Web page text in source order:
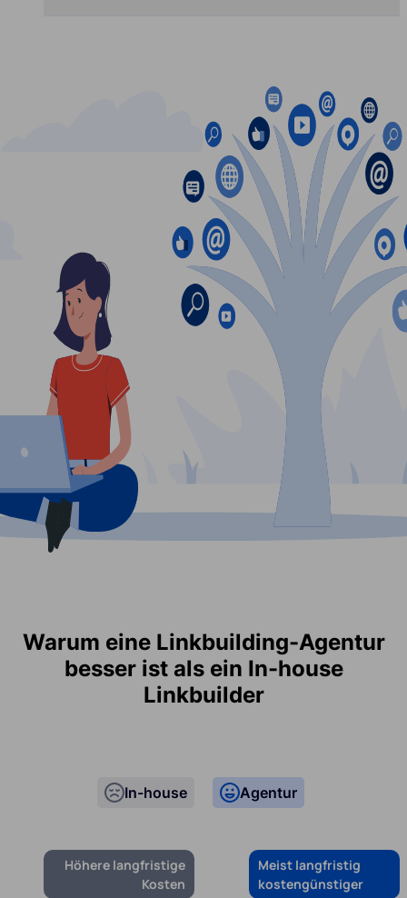
Warum eine Linkbuilding-Agentur
besser ist als ein In-house
Linkbuilder
In-house
Höhere langfristige
Kosten
Agentur
Meist langfristig
kostengünstiger